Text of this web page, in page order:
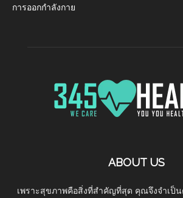
การออกกำลังกาย
ABOUT US
เพราะสุขภาพคือสิ่งที่สำคัญที่สุด คุณจึงจำเป็